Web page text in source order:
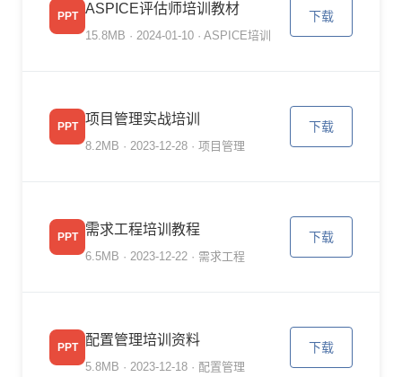
PPT ASPICE评估师培训教材
15.8MB · 2024-01-10 · ASPICE培训
下载
PPT 项目管理实战培训
8.2MB · 2023-12-28 · 项目管理
下载
PPT 需求工程培训教程
6.5MB · 2023-12-22 · 需求工程
下载
PPT 配置管理培训资料
5.8MB · 2023-12-18 · 配置管理
下载